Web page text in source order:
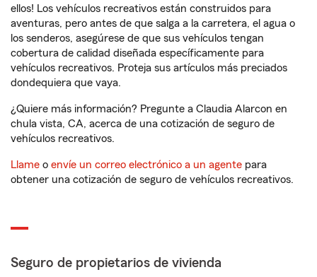
ellos! Los vehículos recreativos están construidos para
aventuras, pero antes de que salga a la carretera, el agua o
los senderos, asegúrese de que sus vehículos tengan
cobertura de calidad diseñada específicamente para
vehículos recreativos. Proteja sus artículos más preciados
dondequiera que vaya.
¿Quiere más información? Pregunte a Claudia Alarcon en
chula vista, CA, acerca de una cotización de seguro de
vehículos recreativos.
Llame o envíe un correo electrónico a un agente para
obtener una cotización de seguro de vehículos recreativos.
Seguro de propietarios de vivienda